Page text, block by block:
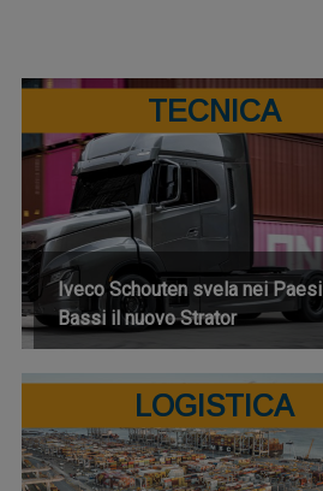
TECNICA
Iveco Schouten svela nei Paesi
Bassi il nuovo Strator
LOGISTICA